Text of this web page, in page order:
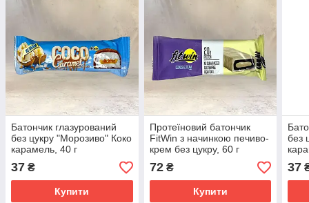
Батончик глазурований
без цукру "Морозиво" Коко
карамель, 40 г
37 ₴
Купити
Протеїновий батончик
FitWin з начинкою печиво-
крем без цукру, 60 г
72₴
Купити
без
37